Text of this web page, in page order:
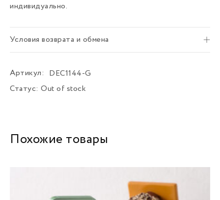
индивидуально.
Условия возврата и обмена
Артикул:
DEC1144-G
Статус: Out of stock
Похожие товары